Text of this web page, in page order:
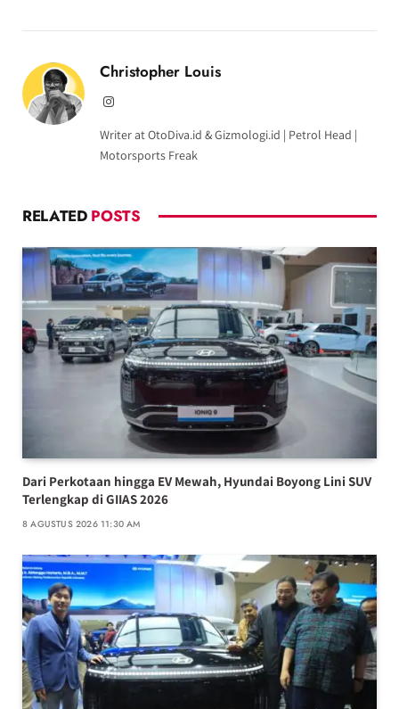
Christopher Louis
Instagram
Writer at OtoDiva.id & Gizmologi.id | Petrol Head |
Motorsports Freak
RELATED POSTS
Dari Perkotaan hingga EV Mewah, Hyundai Boyong Lini SUV
Terlengkap di GIIAS 2026
8 AGUSTUS 2026 11:30 AM